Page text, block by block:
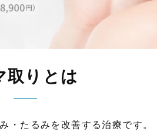
取りとは
・たるみを改善する治療です。